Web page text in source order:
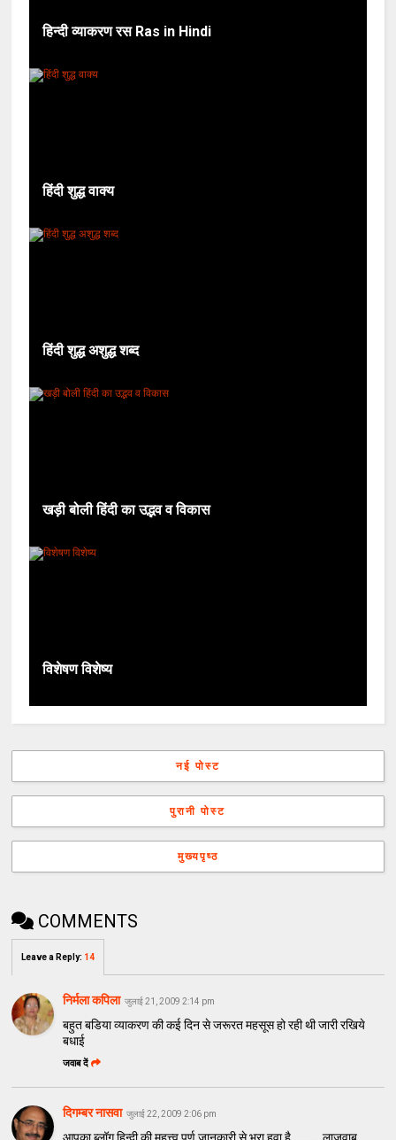
हिन्दी व्याकरण रस Ras in Hindi
हिंदी शुद्ध वाक्य
हिंदी शुद्ध अशुद्ध शब्द
खड़ी बोली हिंदी का उद्भव व विकास
विशेषण विशेष्य
नई पोस्ट
पुरानी पोस्ट
मुख्यपृष्ठ
COMMENTS
Leave a Reply: 14
निर्मला कपिला जुलाई 21, 2009 2:14 pm
बहुत बडिया व्याकरण की कई दिन से जरूरत महसूस हो रही थी जारी रखिये
बधाई
जवाब दें
दिगम्बर नासवा जुलाई 22, 2009 2:06 pm